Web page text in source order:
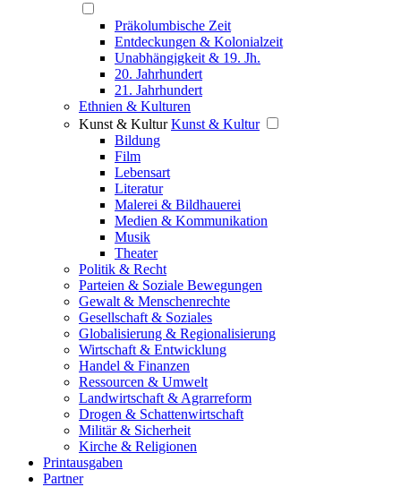
Präkolumbische Zeit
Entdeckungen & Kolonialzeit
Unabhängigkeit & 19. Jh.
20. Jahrhundert
21. Jahrhundert
Ethnien & Kulturen
Kunst & Kultur Kunst & Kultur
Bildung
Film
Lebensart
Literatur
Malerei & Bildhauerei
Medien & Kommunikation
Musik
Theater
Politik & Recht
Parteien & Soziale Bewegungen
Gewalt & Menschenrechte
Gesellschaft & Soziales
Globalisierung & Regionalisierung
Wirtschaft & Entwicklung
Handel & Finanzen
Ressourcen & Umwelt
Landwirtschaft & Agrarreform
Drogen & Schattenwirtschaft
Militär & Sicherheit
Kirche & Religionen
Printausgaben
Partner